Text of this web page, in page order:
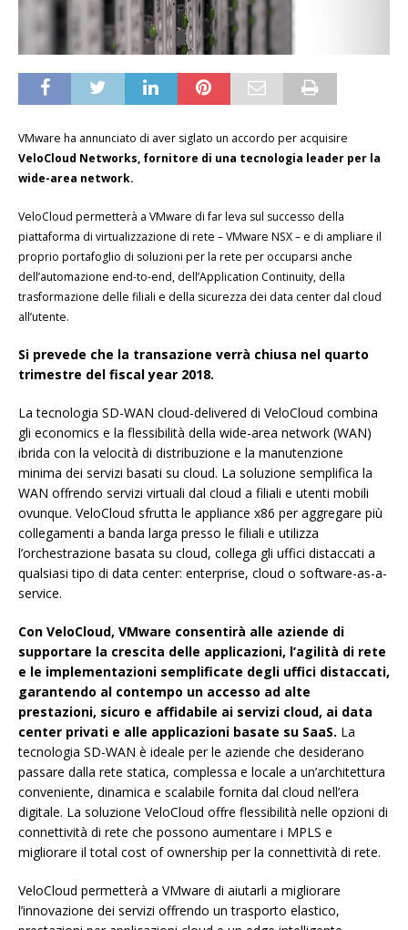
VMware ha annunciato di aver siglato un accordo per acquisire
VeloCloud Networks, fornitore di una tecnologia leader per la
wide-area network.
VeloCloud permetterà a VMware di far leva sul successo della
piattaforma di virtualizzazione di rete – VMware NSX – e di ampliare il
proprio portafoglio di soluzioni per la rete per occuparsi anche
dell’automazione end-to-end, dell’Application Continuity, della
trasformazione delle filiali e della sicurezza dei data center dal cloud
all’utente.
Si prevede che la transazione verrà chiusa nel quarto
trimestre del fiscal year 2018.
La tecnologia SD-WAN cloud-delivered di VeloCloud combina
gli economics e la flessibilità della wide-area network (WAN)
ibrida con la velocità di distribuzione e la manutenzione
minima dei servizi basati su cloud. La soluzione semplifica la
WAN offrendo servizi virtuali dal cloud a filiali e utenti mobili
ovunque. VeloCloud sfrutta le appliance x86 per aggregare più
collegamenti a banda larga presso le filiali e utilizza
l’orchestrazione basata su cloud, collega gli uffici distaccati a
qualsiasi tipo di data center: enterprise, cloud o software-as-a-
service.
Con VeloCloud, VMware consentirà alle aziende di
supportare la crescita delle applicazioni, l’agilità di rete
e le implementazioni semplificate degli uffici distaccati,
garantendo al contempo un accesso ad alte
prestazioni, sicuro e affidabile ai servizi cloud, ai data
center privati e alle applicazioni basate su SaaS. La
tecnologia SD-WAN è ideale per le aziende che desiderano
passare dalla rete statica, complessa e locale a un’architettura
conveniente, dinamica e scalabile fornita dal cloud nell’era
digitale. La soluzione VeloCloud offre flessibilità nelle opzioni di
connettività di rete che possono aumentare i MPLS e
migliorare il total cost of ownership per la connettività di rete.
VeloCloud permetterà a VMware di aiutarli a migliorare
l’innovazione dei servizi offrendo un trasporto elastico,